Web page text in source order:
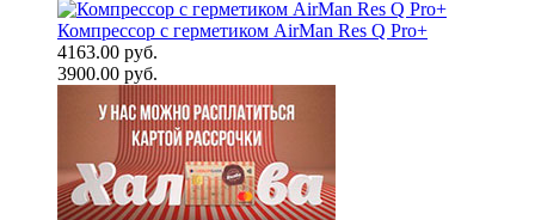
Компрессор с герметиком AirMan Res Q Pro+
4163.00 руб.
3900.00 руб.